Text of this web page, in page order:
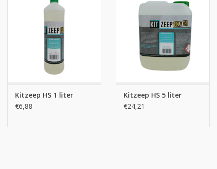
Voor kitten op basis van Siliconen, MS Polymeer, Polysulfide
Kant & Klaar
Huidvriendelijk
Gebruiksaanwijzing
afstrijken en of gladstrijken van kitvoegen. Voor gebruik
schudden of doorroeren. De verdunde Kitzeep Gold Kant &
Kitzeep HS 1 liter
€6,88
Kitzeep HS 5 liter
€24,21